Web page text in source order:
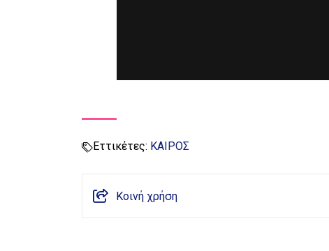
Εττικέτες: ΚΑΙΡΟΣ
Κοινή χρήση